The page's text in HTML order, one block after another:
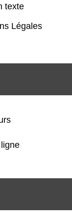
texte
Légales